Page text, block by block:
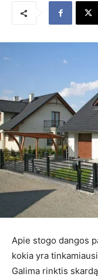
Apie stogo dangos
kokia yra
Galima rinktis